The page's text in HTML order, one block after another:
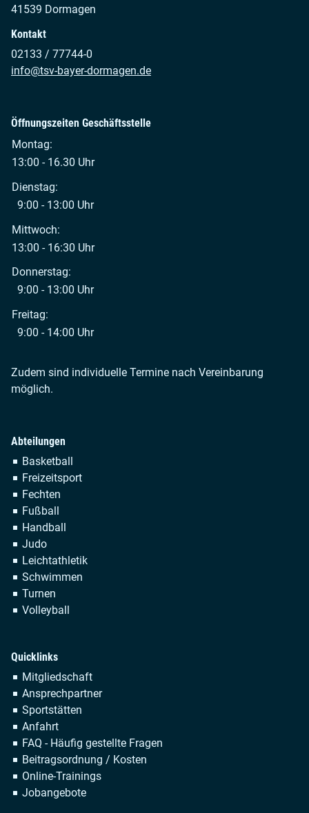
41539 Dormagen
Kontakt
02133 / 77744-0
info@tsv-bayer-dormagen.de
Öffnungszeiten Geschäftsstelle
Montag:
13:00 - 16.30 Uhr
Dienstag:
9:00 - 13:00 Uhr
Mittwoch:
13:00 - 16:30 Uhr
Donnerstag:
9:00 - 13:00 Uhr
Freitag:
9:00 - 14:00 Uhr
Zudem sind individuelle Termine nach Vereinbarung
möglich.
Abteilungen
Navigation
überspringen
Basketball
Freizeitsport
Fechten
Fußball
Handball
Judo
Leichtathletik
Schwimmen
Turnen
Volleyball
Quicklinks
Navigation
überspringen
Mitgliedschaft
Ansprechpartner
Sportstätten
Anfahrt
FAQ - Häufig gestellte Fragen
Beitragsordnung / Kosten
Online-Trainings
Jobangebote